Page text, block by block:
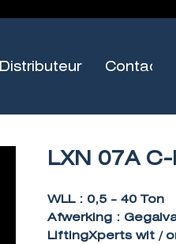
Distributeur Contact
LXN 07A
WLL : 0,5 - 40 Ton
Afwerking :
LiftingXperts wit /